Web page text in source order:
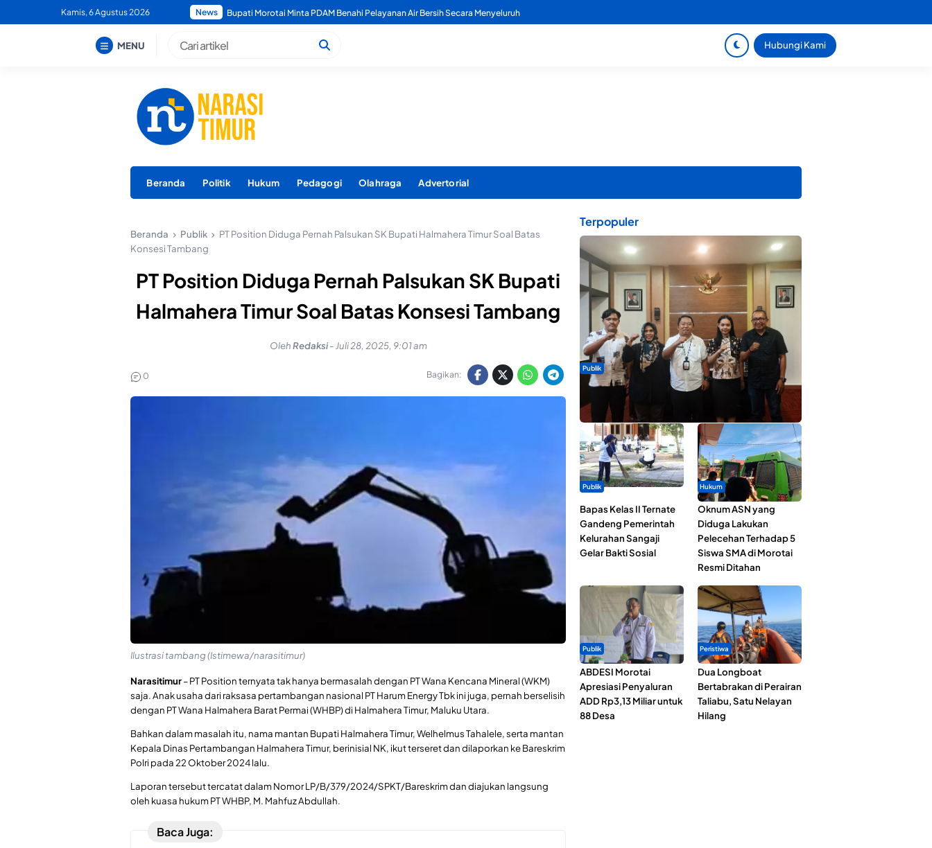
to
Kamis, 6 Agustus 2026 News Bupati Morotai Tegaskan TPP ASN Tidak Dipotong, Disiplin Jadi Penentu
MENU Hubungi Kami
Beranda Politik Hukum Pedagogi Olahraga Advertorial
Beranda Publik
PT Position Diduga Pernah Palsukan SK Bupati Halmahera Timur Soal Batas
Konsesi Tambang
PT Position Diduga Pernah Palsukan SK Bupati
Halmahera Timur Soal Batas Konsesi Tambang
OlehRedaksi - Juli 28, 2025, 9:01 am
0 Bagikan:
Ilustrasi tambang (Istimewa/narasitimur)
Narasitimur– PT Position ternyata tak hanya bermasalah dengan PT Wana Kencana Mineral (WKM)
saja. Anak usaha dari raksasa pertambangan nasional PT Harum Energy Tbk ini juga, pernah berselisih
dengan PT Wana Halmahera Barat Permai (WHBP) di Halmahera Timur, Maluku Utara.
Bahkan dalam masalah itu, nama mantan Bupati Halmahera Timur, Welhelmus Tahalele, serta mantan
Kepala Dinas Pertambangan Halmahera Timur, berinisial NK, ikut terseret dan dilaporkan ke Bareskrim
Polri pada 22 Oktober 2024 lalu.
Laporan tersebut tercatat dalam Nomor LP/B/379/2024/SPKT/Bareskrim dan diajukan langsung
oleh kuasa hukum PT WHBP, M. Mahfuz Abdullah.
Baca Juga:
Terpopuler
Publik
Dua Talenta Muda Ternate Wakili Maluku Utara di
Gita Bahana Nusantara 2026
Publik
Bapas Kelas II Ternate
Gandeng Pemerintah
Kelurahan Sangaji
Gelar Bakti Sosial
Hukum
Oknum ASN yang
Diduga Lakukan
Pelecehan Terhadap 5
Siswa SMA di Morotai
Resmi Ditahan
Publik
ABDESI Morotai
Apresiasi Penyaluran
ADD Rp3,13 Miliar untuk
88 Desa
Peristiwa
Dua Longboat
Bertabrakan di Perairan
Taliabu, Satu Nelayan
Hilang